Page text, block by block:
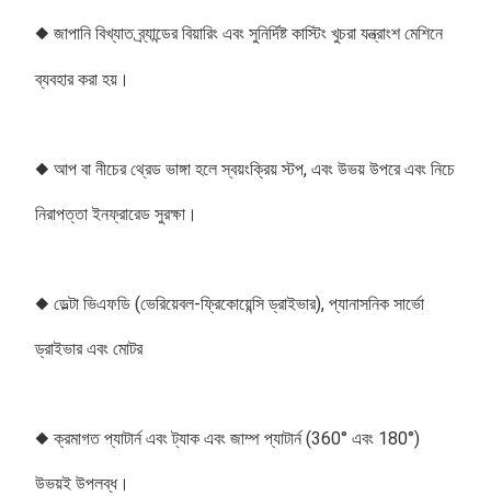
◆ জাপানি বিখ্যাত ব্র্যান্ডের বিয়ারিং এবং সুনির্দিষ্ট কাস্টিং খুচরা যন্ত্রাংশ মেশিনে
ব্যবহার করা হয়।
◆ আপ বা নীচের থ্রেড ভাঙ্গা হলে স্বয়ংক্রিয় স্টপ, এবং উভয় উপরে এবং নিচে
নিরাপত্তা ইনফ্রারেড সুরক্ষা।
◆ ডেল্টা ভিএফডি (ভেরিয়েবল-ফ্রিকোয়েন্সি ড্রাইভার), প্যানাসনিক সার্ভো
ড্রাইভার এবং মোটর
◆ ক্রমাগত প্যাটার্ন এবং ট্যাক এবং জাম্প প্যাটার্ন (360° এবং 180°)
উভয়ই উপলব্ধ।